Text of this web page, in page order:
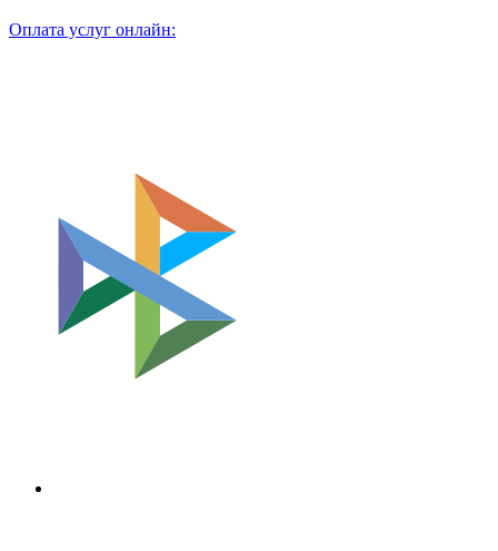
Оплата услуг онлайн: